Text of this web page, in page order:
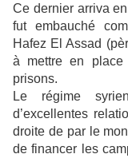
Ce dernier arriva
fut embauché
Hafez El Assad
à mettre en place
prisons.
Le régime
d’excellentes
droite de par le
de financer les